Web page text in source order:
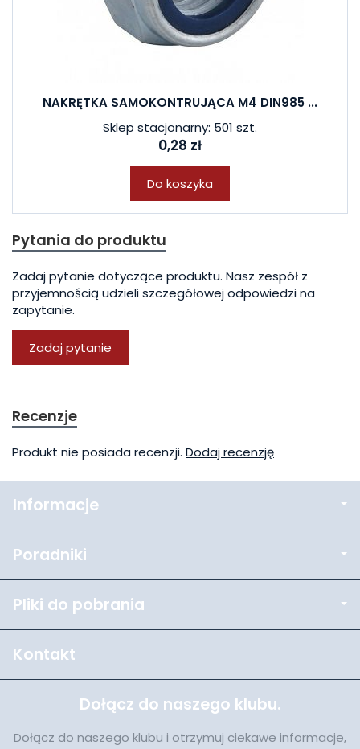
NAKRĘTKA SAMOKONTRUJĄCA M4 DIN985 ...
Sklep stacjonarny: 501 szt.
0,28 zł
Do koszyka
Pytania do produktu
Zadaj pytanie dotyczące produktu. Nasz zespół z
przyjemnością udzieli szczegółowej odpowiedzi na
zapytanie.
Zadaj pytanie
Recenzje
Produkt nie posiada recenzji. Dodaj recenzję
Informacje
Poradniki
Pliki do pobrania
Kontakt
Dołącz do naszego klubu.
Dołącz do naszego klubu i otrzymuj ciekawe informacje,